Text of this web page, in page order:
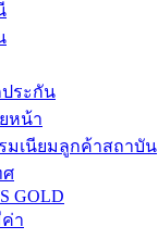
ประกัน
หน้า
มเนียมลูกค้าสถาบัน
ศ
GOLD
า